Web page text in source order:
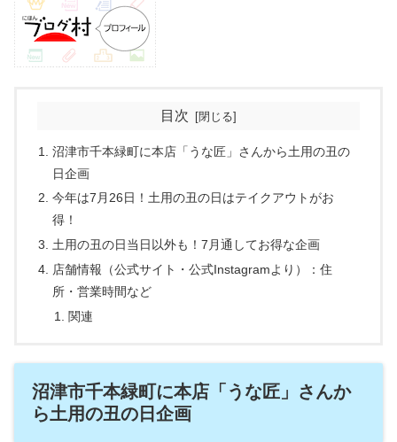
目次
沼津市千本緑町に本店「うな匠」さんから土用の丑の
日企画
今年は7月26日！土用の丑の日はテイクアウトがお
得！
土用の丑の日当日以外も！7月通してお得な企画
店舗情報（公式サイト・公式Instagramより）：住
所・営業時間など
関連
沼津市千本緑町に本店「うな匠」さんか
ら土用の丑の日企画